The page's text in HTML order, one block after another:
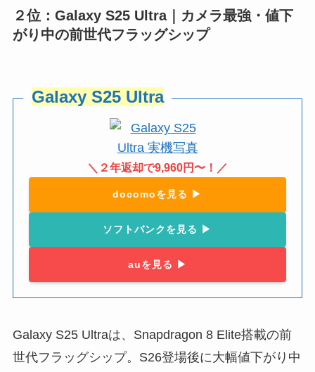
２位：Galaxy S25 Ultra｜カメラ最強・値下
がり中の前世代フラッグシップ
Galaxy S25 Ultra
＼２年返却で9,960円〜！／
docomoを見る ▶︎
ソフトバンクを見る ▶︎
auを見る ▶︎
Galaxy S25 Ultraは、Snapdragon 8 Elite搭載の前
世代フラッグシップ。S26登場後に大幅値下がり中